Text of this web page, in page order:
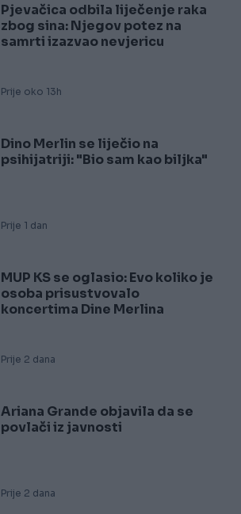
Pjevačica odbila liječenje raka
zbog sina: Njegov potez na
samrti izazvao nevjericu
Prije oko 13h
Dino Merlin se liječio na
psihijatriji: "Bio sam kao biljka"
Prije 1 dan
MUP KS se oglasio: Evo koliko je
osoba prisustvovalo
koncertima Dine Merlina
Prije 2 dana
Ariana Grande objavila da se
povlači iz javnosti
Prije 2 dana